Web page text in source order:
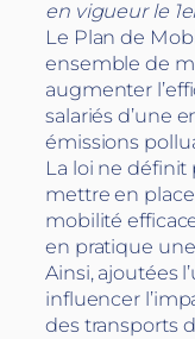
en vigueur le
Le Plan de
ensemble de
augmenter
salariés d’une
émissions
La loi ne définit
mettre en
mobilité
en pratique
Ainsi, ajoutées
influencer
des transports